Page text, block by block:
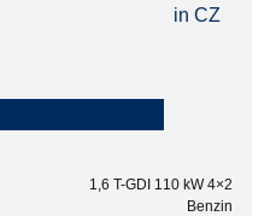
1,6 T-GDI 110 kW 4×2
Benzin